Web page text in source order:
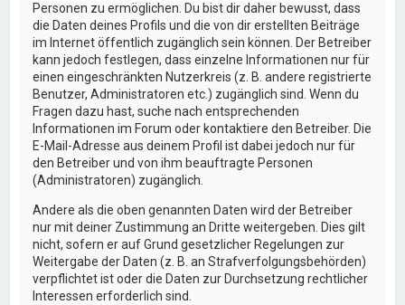
Personen zu ermöglichen. Du bist dir daher bewusst, dass
die Daten deines Profils und die von dir erstellten Beiträge
im Internet öffentlich zugänglich sein können. Der Betreiber
kann jedoch festlegen, dass einzelne Informationen nur für
einen eingeschränkten Nutzerkreis (z. B. andere registrierte
Benutzer, Administratoren etc.) zugänglich sind. Wenn du
Fragen dazu hast, suche nach entsprechenden
Informationen im Forum oder kontaktiere den Betreiber. Die
E-Mail-Adresse aus deinem Profil ist dabei jedoch nur für
den Betreiber und von ihm beauftragte Personen
(Administratoren) zugänglich.
Andere als die oben genannten Daten wird der Betreiber
nur mit deiner Zustimmung an Dritte weitergeben. Dies gilt
nicht, sofern er auf Grund gesetzlicher Regelungen zur
Weitergabe der Daten (z. B. an Strafverfolgungsbehörden)
verpflichtet ist oder die Daten zur Durchsetzung rechtlicher
Interessen erforderlich sind.